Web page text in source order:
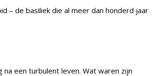
– de basiliek die al meer dan honderd jaar
een turbulent leven. Wat waren zijn